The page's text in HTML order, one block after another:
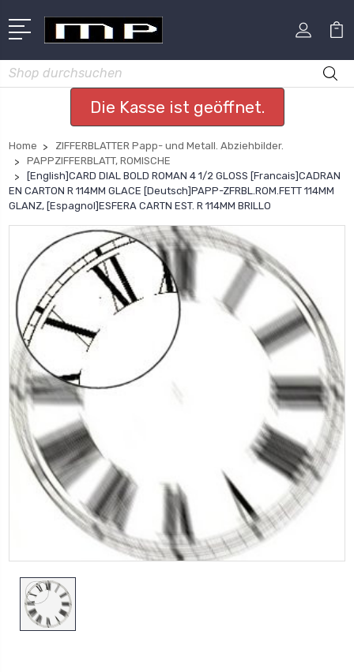
Suchen
Die Kasse ist geöffnet.
Home
ZIFFERBLATTER Papp- und Metall. Abziehbilder.
PAPPZIFFERBLATT, ROMISCHE
[English]CARD DIAL BOLD ROMAN 4 1/2 GLOSS [Francais]CADRAN
EN CARTON R 114MM GLACE [Deutsch]PAPP-ZFRBL.ROM.FETT 114MM
GLANZ, [Espagnol]ESFERA CARTN EST. R 114MM BRILLO